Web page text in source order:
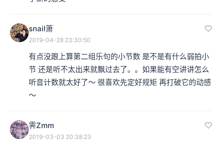
snail萧
2019-04-28 23:30:50
有点没跟上算第二组乐句的小节数 是不是有什么弱拍小
节 还是听不太出来就飘过去了。。如果能有空讲讲怎么
听音计数就太好了～ 很喜欢先定好规矩 再打破它的动感
～
霁Zmm
2019-03-03 20:38:23